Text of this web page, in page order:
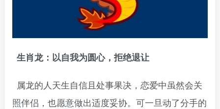
生肖龙：以自我为圆心，拒绝退让
属龙的人天生自信且处事果决，恋爱中虽然会关
照伴侣，也愿意做出适度妥协。可一旦动了分手的